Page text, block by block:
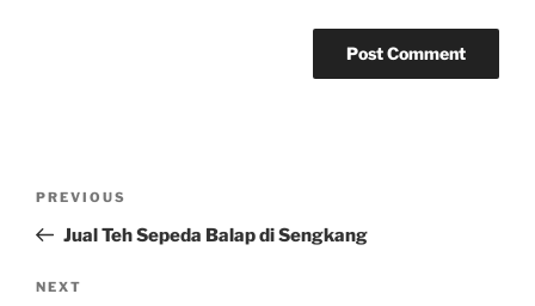
Previous
Post
PREVIOUS
Jual Teh Sepeda Balap di Sengkang
Next
NEXT